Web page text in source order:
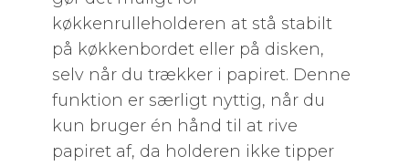
køkkenrulleholderen at stå stabilt
på køkkenbordet eller på disken,
selv når du trækker i papiret. Denne
funktion er særligt nyttig, når du
kun bruger én hånd til at rive
papiret af, da holderen ikke tipper